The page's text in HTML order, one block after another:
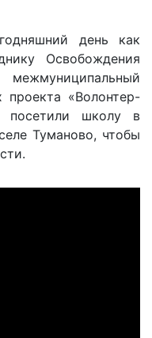
день как
Освобождения
проекта «Волонтер-
школу в
Туманово, чтобы